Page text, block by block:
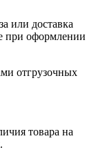
или доставка
при оформлении
отгрузочных
товара на